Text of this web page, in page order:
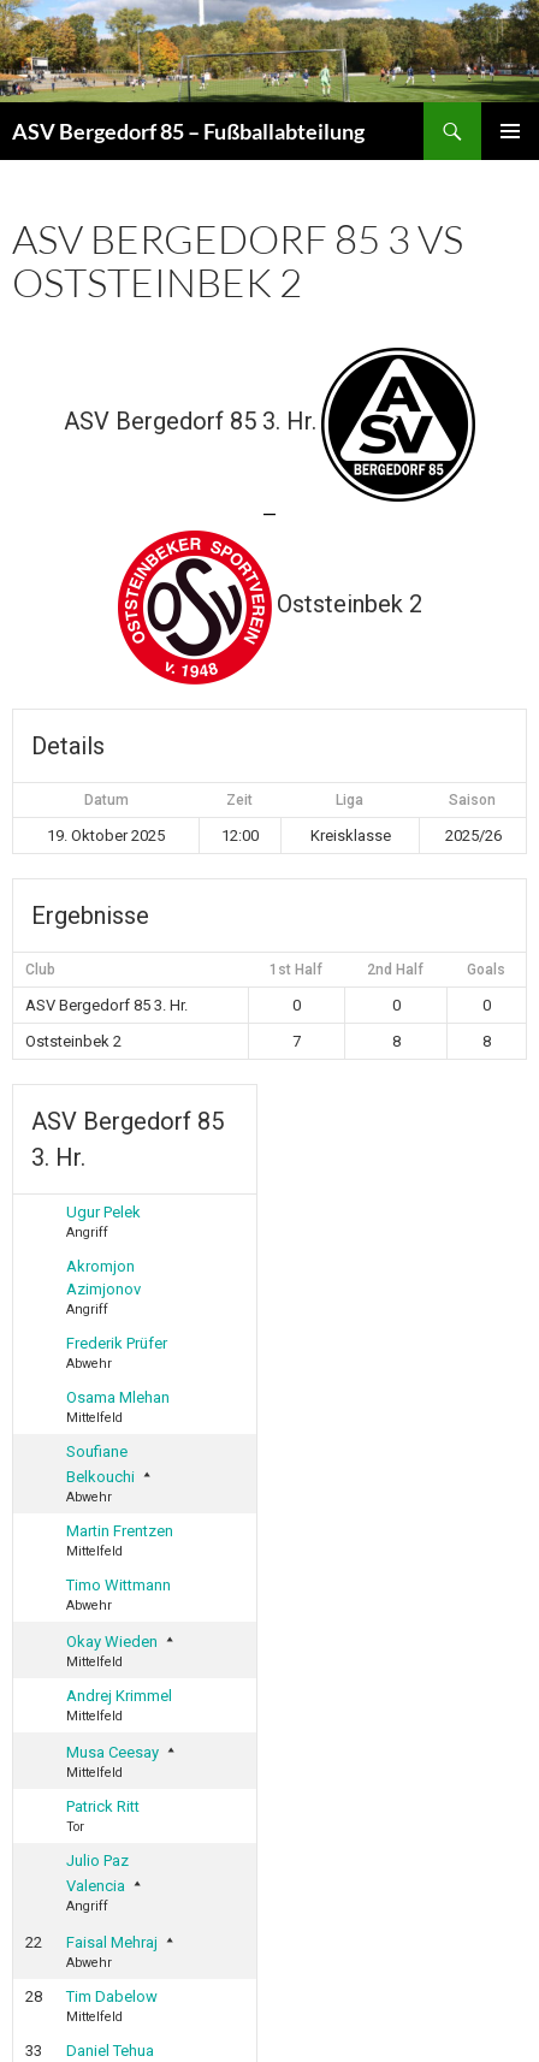
Zum
Inhalt
springen
ASV Bergedorf 85 – Fußballabteilung
ASV BERGEDORF 85 3 VS
OSTSTEINBEK 2
ASV Bergedorf 85 3. Hr.
—
Oststeinbek 2
Details
Datum Zeit Liga Saison
19. Oktober 2025 12:00 Kreisklasse 2025/26
Ergebnisse
Club 1st Half 2nd Half Goals
ASV Bergedorf 85 3. Hr. 0 0
0
Oststeinbek 2
7 8 8
ASV Bergedorf 85
3. Hr.
Ugur Pelek
Angriff
Akromjon
Azimjonov
Angriff
Frederik Prüfer
Abwehr
Osama Mlehan
Mittelfeld
Soufiane
Belkouchi
Abwehr
Martin Frentzen
Mittelfeld
Timo Wittmann
Abwehr
Okay Wieden
Mittelfeld
Andrej Krimmel
Mittelfeld
Musa Ceesay
Mittelfeld
Patrick Ritt
Tor
Julio Paz
Valencia
Angriff
22 Faisal Mehraj
Abwehr
28 Tim Dabelow
Mittelfeld
33 Daniel Tehua